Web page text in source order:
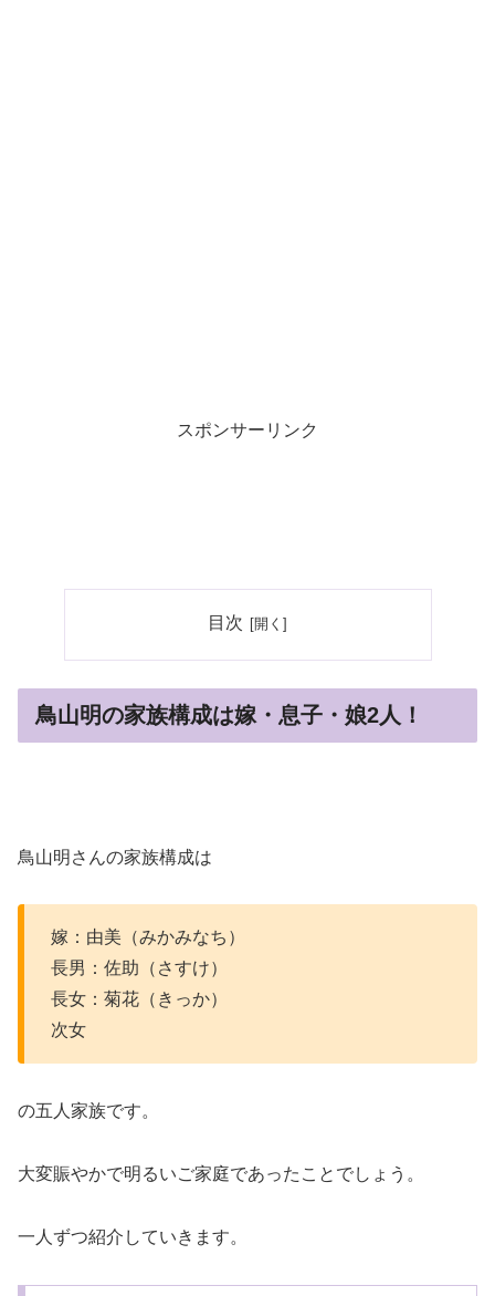
スポンサーリンク
目次
鳥山明の家族構成は嫁・息子・娘2人！
鳥山明さんの家族構成は
嫁：由美（みかみなち）
長男：佐助（さすけ）
長女：菊花（きっか）
次女
の五人家族です。
大変賑やかで明るいご家庭であったことでしょう。
一人ずつ紹介していきます。